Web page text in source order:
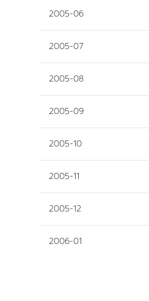
2005-06
2005-07
2005-08
2005-09
2005-10
2005-11
2005-12
2006-01